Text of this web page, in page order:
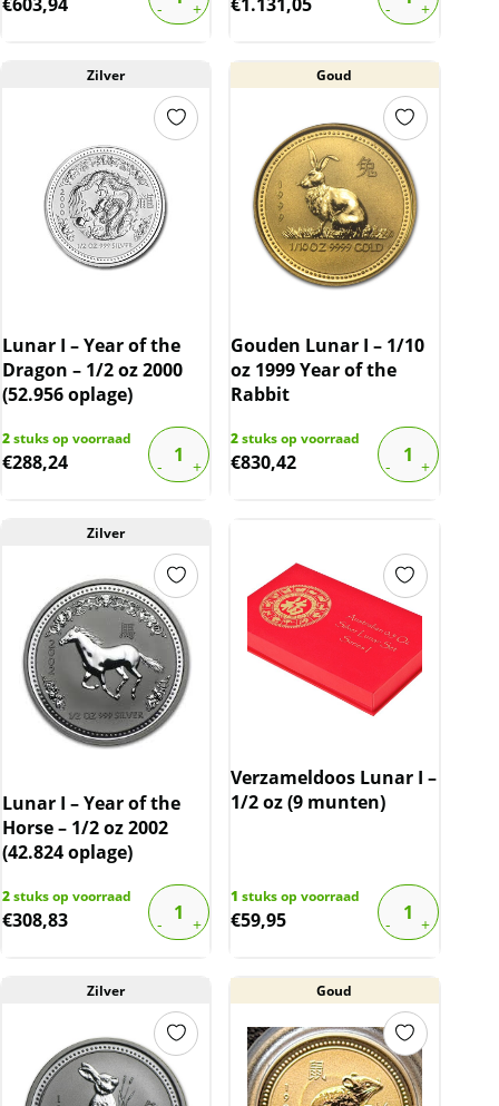
Zilver
Lunar I – Year of the
Dragon – 1/2 oz 2000
(52.956 oplage)
2stuks op voorraad
€288,24
Goud
Gouden Lunar I – 1/10
oz 1999 Year of the
Rabbit
2stuks op voorraad
€830,42
Zilver
Lunar I – Year of the
Horse – 1/2 oz 2002
(42.824 oplage)
2stuks op voorraad
€308,83
Verzameldoos Lunar I –
1/2 oz (9 munten)
1 stuks op voorraad
€59,95
Zilver Goud